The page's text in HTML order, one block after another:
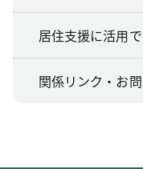
居住支援に活用
関係リンク・お